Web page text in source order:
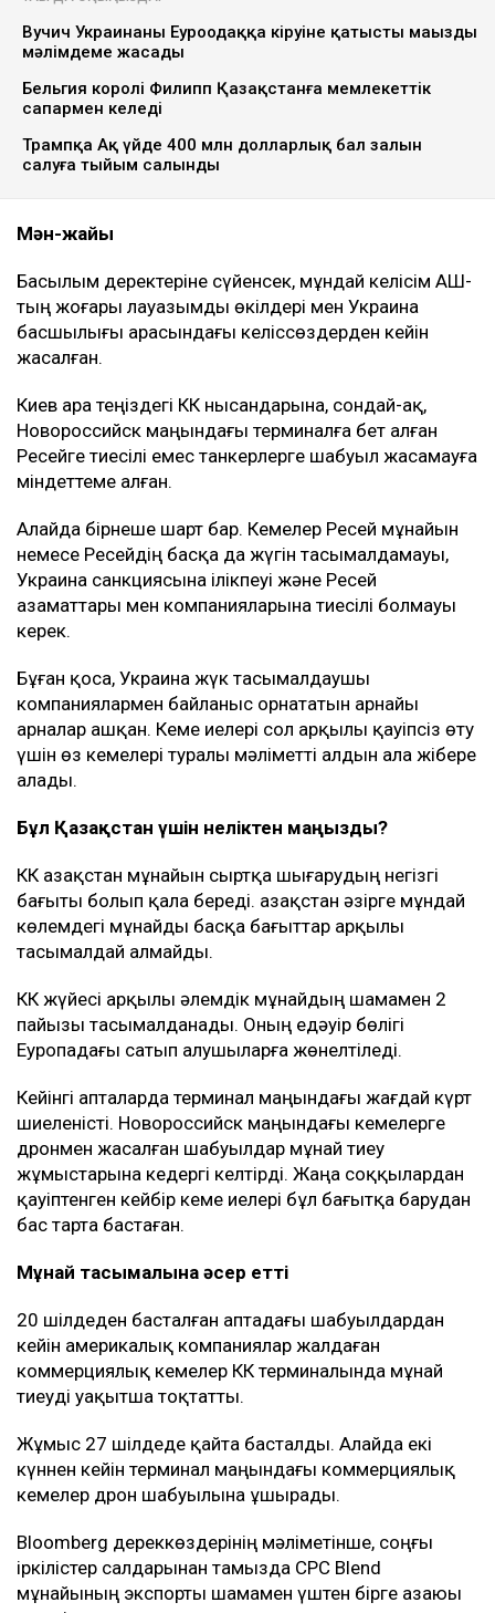
Ulysmedia.kz коллажы
АҚШ Украинамен Қазақстан мұнайының басым бөлігі
(КҚК) инфрақұрылымына соққы жасамау жөнінде
келісімге келді. Бұл туралы америкалық шенеунікке
сілтеме жасаған Bloomberg жазды, деп хабарлайды
Ulysmedia.kz.
ТАҒЫ ДА ОҚЫҢЫЗДАР
мәлімдеме жасады
Бельгия королі Филипп Қазақстанға мемлекеттік
сапармен келеді
салуға тыйым салынды
Мән-жайы
тың жоғары лауазымды өкілдері мен Украина
басшылығы арасындағы келіссөздерден кейін
жасалған.
Киев Қара теңіздегі КҚК нысандарына, сондай-ақ,
Ресейге тиесілі емес танкерлерге шабуыл жасамауға
міндеттеме алған.
Алайда бірнеше шарт бар. Кемелер Ресей мұнайын
немесе Ресейдің басқа да жүгін тасымалдамауы,
азаматтары мен компанияларына тиесілі болмауы
керек.
Бұған қоса, Украина жүк тасымалдаушы
компаниялармен байланыс орнататын арнайы
арналар ашқан. Кеме иелері сол арқылы қауіпсіз өту
үшін өз кемелері туралы мәліметті алдын ала жібере
алады.
Бұл Қазақстан үшін неліктен маңызды?
КҚК Қазақстан мұнайын сыртқа шығарудың негізгі
бағыты болып қала береді. Қазақстан әзірге мұндай
көлемдегі мұнайды басқа бағыттар арқылы
тасымалдай алмайды.
КҚК жүйесі арқылы әлемдік мұнайдың шамамен 2
Еуропадағы сатып алушыларға жөнелтіледі.
Кейінгі апталарда терминал маңындағы жағдай күрт
шиеленісті. Новороссийск маңындағы кемелерге
дронмен жасалған шабуылдар мұнай тиеу
жұмыстарына кедергі келтірді. Жаңа соққылардан
қауіптенген кейбір кеме иелері бұл бағытқа барудан
бас тарта бастаған.
Мұнай тасымалына әсер етті
20 шілдеден басталған аптадағы шабуылдардан
кейін америкалық компаниялар жалдаған
коммерциялық кемелер КҚК терминалында мұнай